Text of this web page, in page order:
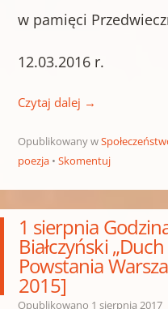
w pamięci
12.03.2016 r.
Czytaj dalej →
Opublikowany w
poezja
Skomentuj
1 sierpnia
Białczyński
Powstania
2015]
Opublikowano 1 sierpnia 2017